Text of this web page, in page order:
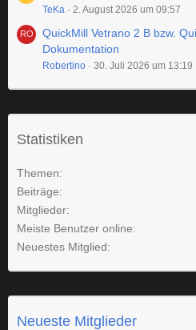
TeKa 2. August 2026 um 09:57
QuickMill Vetrano 2 B bzw.
Dokumentation
Robertino 30. Juli 2026 um 13:19
Statistiken
Themen
Beiträge
Mitglieder
Meiste Benutzer online
Neuestes Mitglied
Neueste Mitglieder